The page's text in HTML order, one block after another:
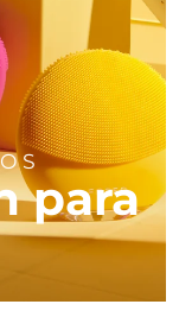
para